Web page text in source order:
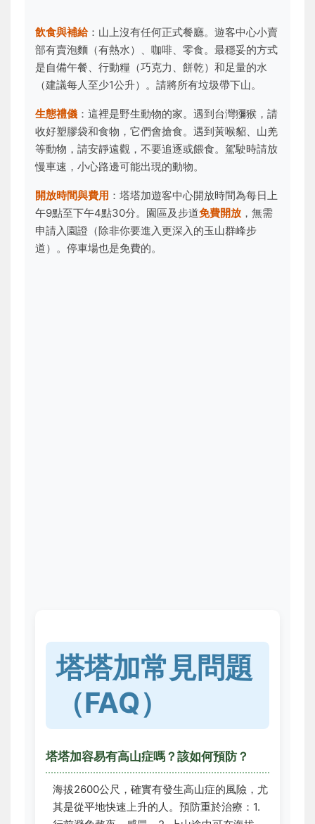
飲食與補給：山上沒有任何正式餐廳。遊客中心小賣
部有賣泡麵（有熱水）、咖啡、零食。最穩妥的方式
是自備午餐、行動糧（巧克力、餅乾）和足量的水
（建議每人至少1公升）。請將所有垃圾帶下山。
生態禮儀 ：這裡是野生動物的家。遇到台灣獼猴，請
收好塑膠袋和食物，它們會搶食。遇到黃喉貂、山羌
等動物，請安靜遠觀，不要追逐或餵食。駕駛時請放
慢車速，小心路邊可能出現的動物。
開放時間與費用 ：塔塔加遊客中心開放時間為每日上
午9點至下午4點30分。園區及步道免費開放 ，無需
申請入園證（除非你要進入更深入的玉山群峰步
道）。停車場也是免費的。
塔塔加常見問題
（FAQ）
塔塔加容易有高山症嗎？該如何預防？
海拔2600公尺，確實有發生高山症的風險，尤
其是從平地快速上升的人。預防重於治療：1.